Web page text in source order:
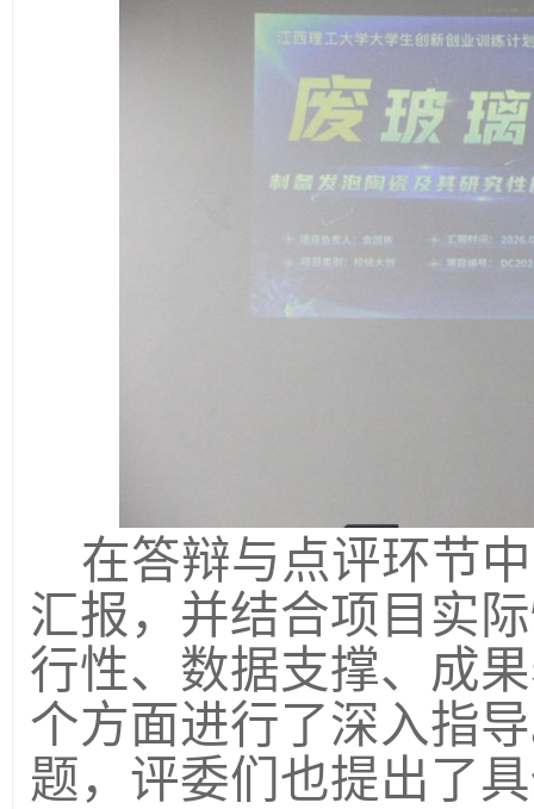
在答辩与点评环节
汇报，并结合项目实
行性、数据支撑、成
个方面进行了深入指
题，评委们也提出了